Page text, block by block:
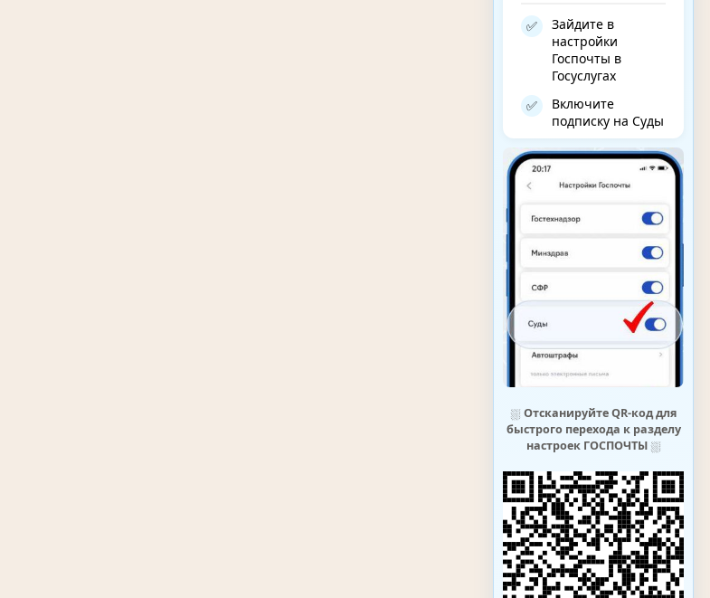
✅
Зайдите в
настройки
Госпочты в
Госуслугах
✅
Включите
подписку на Суды
⛆ Отсканируйте QR-код для
быстрого перехода к разделу
настроек ГОСПОЧТЫ⛆